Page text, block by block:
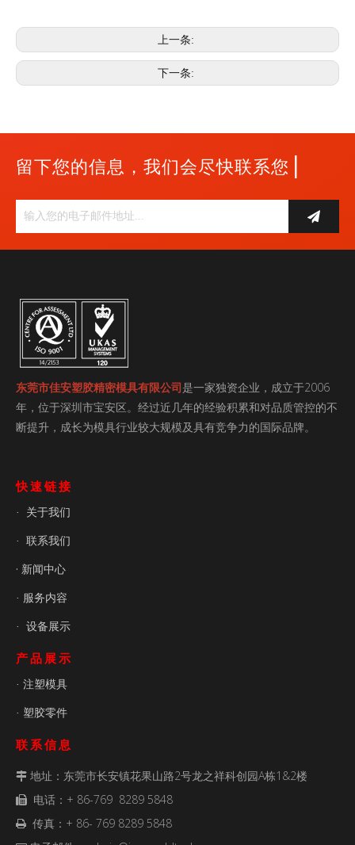
上一条:
下一条:
留下您的信息，我们会尽快联系您 |
东莞市佳安塑胶精密模具有限公司是一家独资企业，成立于2006
年，位于深圳市宝安区。经过近几年的经验积累和对品质管控的不
断提升，成长为模具行业较大规模及具有竞争力的国际品牌。
快速链接
· 关于我们
· 联系我们
· 新闻中心
· 服务内容
· 设备展示
产品展示
· 注塑模具
· 塑胶零件
联系信息
 地址：东莞市长安镇花果山路2号龙之祥科创园A栋1&2楼
 电话：+ 86-769 8289 5848
 传真：+ 86- 769 8289 5848